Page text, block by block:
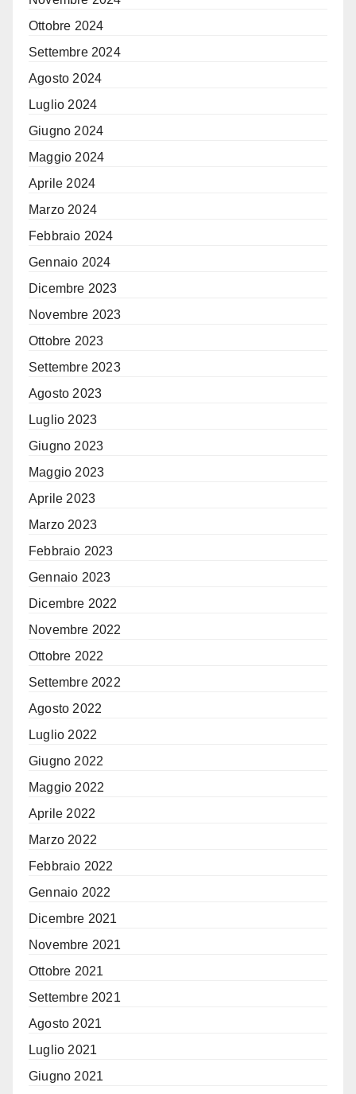
Ottobre 2024
Settembre 2024
Agosto 2024
Luglio 2024
Giugno 2024
Maggio 2024
Aprile 2024
Marzo 2024
Febbraio 2024
Gennaio 2024
Dicembre 2023
Novembre 2023
Ottobre 2023
Settembre 2023
Agosto 2023
Luglio 2023
Giugno 2023
Maggio 2023
Aprile 2023
Marzo 2023
Febbraio 2023
Gennaio 2023
Dicembre 2022
Novembre 2022
Ottobre 2022
Settembre 2022
Agosto 2022
Luglio 2022
Giugno 2022
Maggio 2022
Aprile 2022
Marzo 2022
Febbraio 2022
Gennaio 2022
Dicembre 2021
Novembre 2021
Ottobre 2021
Settembre 2021
Agosto 2021
Luglio 2021
Giugno 2021